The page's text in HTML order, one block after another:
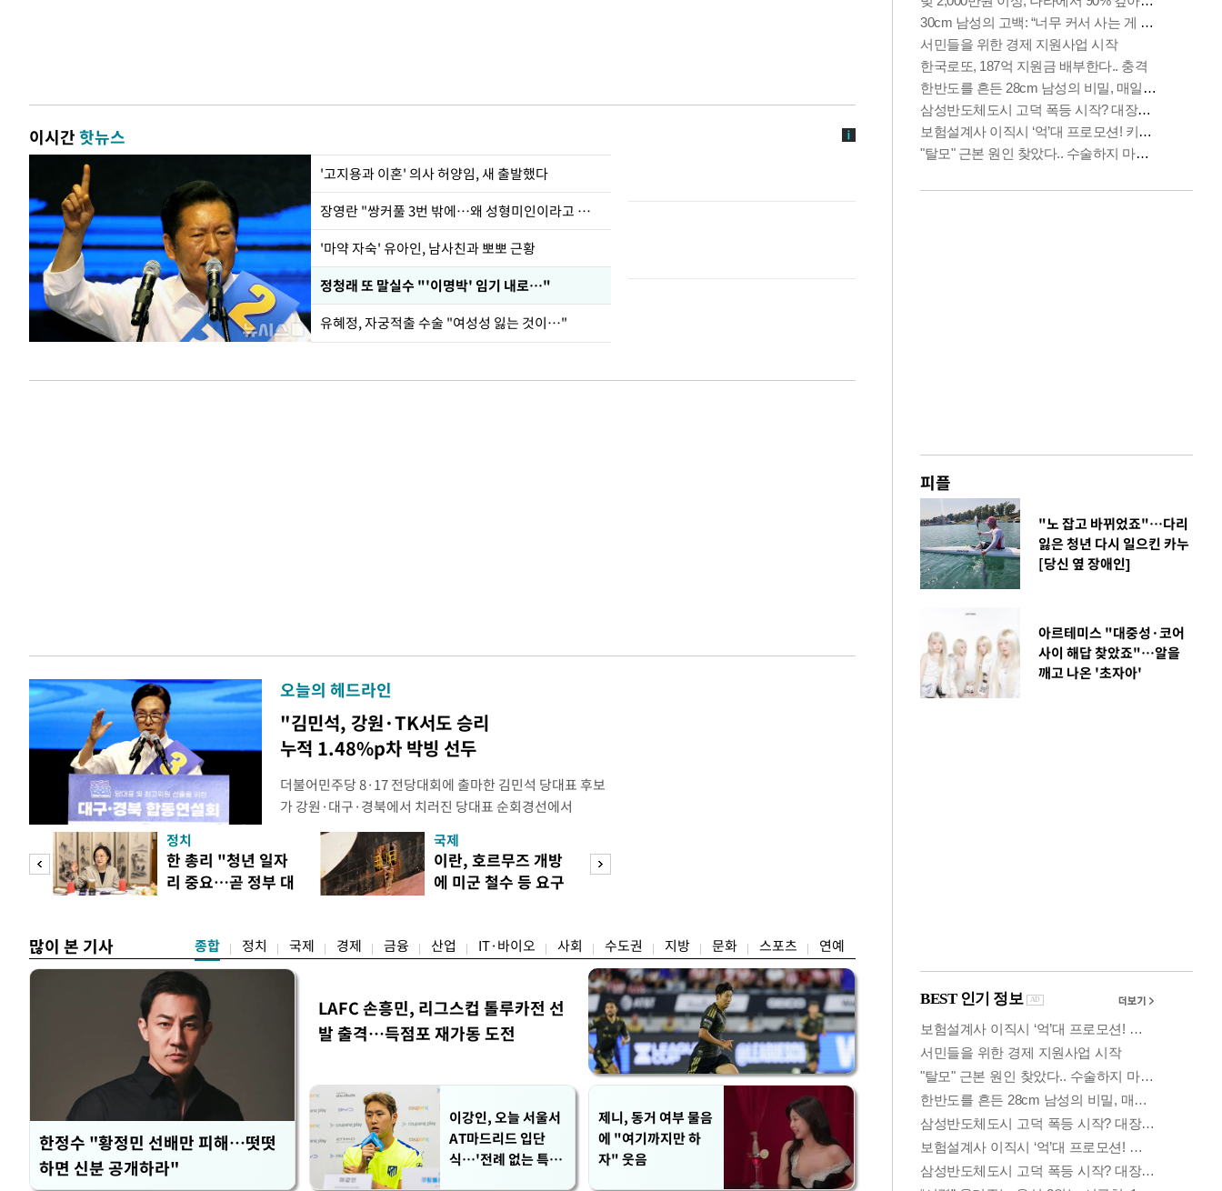
이시간핫뉴스
'고지용과 이혼' 의사 허양임, 새 출발했다
장영란 "쌍커풀 3번 밖에…왜 성형미인이라고 하냐"
'마약 자숙' 유아인, 남사친과 뽀뽀 근황
정청래 또 말실수 "'이명박' 임기 내로…"
유혜정, 자궁적출 수술 "여성성 잃는 것이…"
오늘의 헤드라인
"김민석, 강원·TK서도 승리
누적 1.48%p차 박빙 선두
더불어민주당 8·17 전당대회에 출마한 김민석 당대표 후보
가 강원·대구·경북에서 치러진 당대표 순회경선에서
48.54%(1만8977표)를 얻어 상대 경쟁주자인 정청래 후보
를 1622표(4.14%p) 차로 제치고 1위를 차지했다. 전날 제주
·인천 권리당원 투표에서도 김 후보가 앞섰다. 이에 따라 누
적 합산(가중치 미반영)에서도 김 후보(46.01%)가
피
정치
한 총리 "청년 일자
리 중요…곧 정부 대
국제
이란, 호르무즈 개방
에 미군 철수 등 요구
많이 본 기사 종합 정치 국제 경제 금융 산업 IT·바이오 사회 수도권 지방 문화 스포츠 연예
한정수 "황정민 선배만 피해…떳떳
하면 신분 공개하라"
LAFC 손흥민, 리그스컵 톨루카전 선
발 출격…득점포 재가동 도전
이강인, 오늘 서울서
AT마드리드 입단
식…'전례 없는 특급
제니, 동거 여부 물음
에 "여기까지만 하
자" 웃음
피플
"노 잡고 바뀌었죠"…다리
잃은 청년 다시 일으킨 카누
[당신 옆 장애인]
아르테미스 "대중성·코어
사이 해답 찾았죠"…알을
깨고 나온 '초자아'